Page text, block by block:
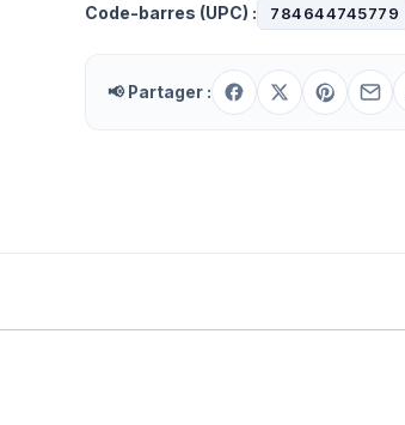
Code-barres (UPC) : 784644745779
📢 Partager :